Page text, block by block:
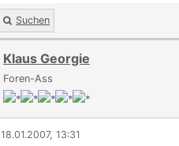
Suchen
Klaus Georgie
Foren-Ass
18.01.2007, 13:31